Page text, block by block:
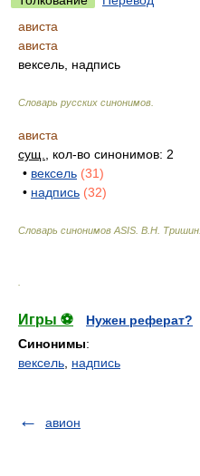
ависта
ависта
вексель, надпись
Словарь русских синонимов
ависта
сущ.
, кол-во синонимов: 2
• вексель (31)
• надпись (32)
Словарь синонимов ASIS. В.Н. Тришин
Игры ⚽
Нужен реферат?
Синонимы:
вексель надпись
авион